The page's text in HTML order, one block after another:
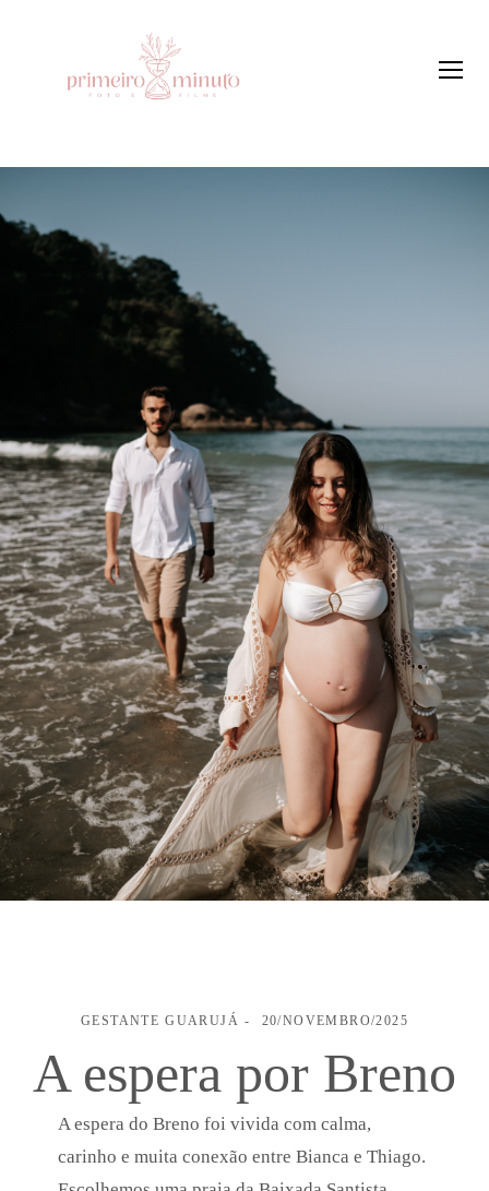
GESTANTE GUARUJÁ 20/NOVEMBRO/2025
A espera por Breno
A espera do Breno foi vivida com calma,
carinho e muita conexão entre Bianca e Thiago.